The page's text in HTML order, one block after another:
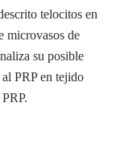
telocitos en
microvasos de
su posible
PRP en tejido